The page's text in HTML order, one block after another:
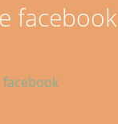
facebook